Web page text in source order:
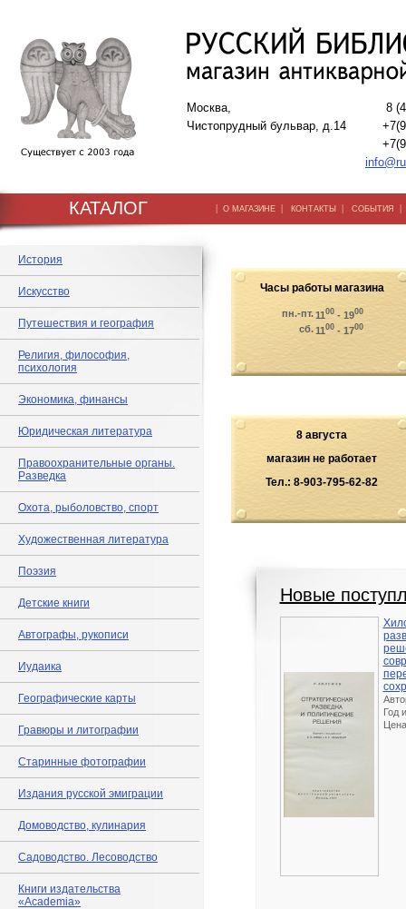
Москва,
Чистопрудный бульвар, д.14
8
КАТАЛОГ | О МАГАЗИНЕ | КОНТАКТЫ | СОБЫТИЯ
История
Искусство
Путешествия и география
Религия, философия,
психология
Экономика, финансы
Юридическая литература
Правоохранительные органы.
Разведка
Охота, рыболовство, спорт
Художественная литература
Поэзия
Детские книги
Автографы, рукописи
Иудаика
Географические карты
Гравюры и литографии
Старинные фотографии
Издания русской эмиграции
Домоводство, кулинария
Садоводство. Лесоводство
Книги издательства
«Academia»
Часы работы магазина
пн.-пт.1100 - 1900
сб.1100 - 1700
8 августа
магазин не работает
Тел.: 8-903-795-62-82
Новые
Год